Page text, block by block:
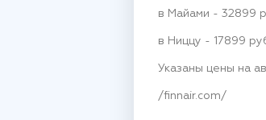
в Майами - 32899
в Ниццу - 17899
Указаны цены на
/finnair.com/